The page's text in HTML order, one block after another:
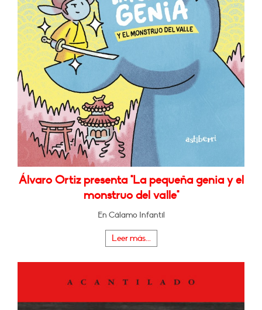
Álvaro Ortiz presenta "La pequeña genia y el
monstruo del valle"
En Cálamo Infantil
Leer más...